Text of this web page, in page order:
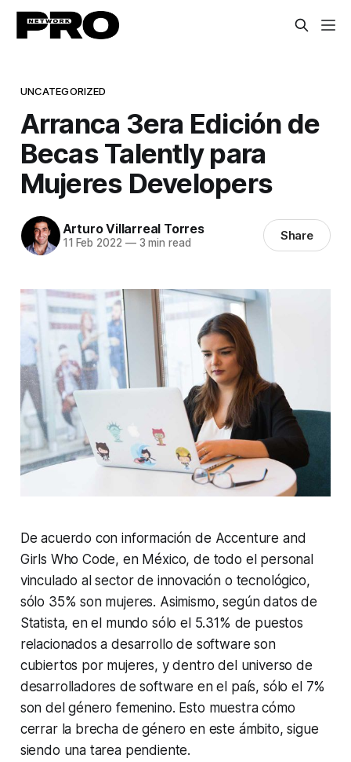
UNCATEGORIZED
Arranca 3era Edición de
Becas Talently para
Mujeres Developers
Arturo Villarreal Torres
11 Feb 2022 —3 min read Share
De acuerdo con información de Accenture and
Girls Who Code, en México, de todo el personal
vinculado al sector de innovación o tecnológico,
sólo 35% son mujeres. Asimismo, según datos de
Statista, en el mundo sólo el 5.31% de puestos
relacionados a desarrollo de software son
cubiertos por mujeres, y dentro del universo de
desarrolladores de software en el país, sólo el 7%
son del género femenino. Esto muestra cómo
cerrar la brecha de género en este ámbito, sigue
siendo una tarea pendiente.